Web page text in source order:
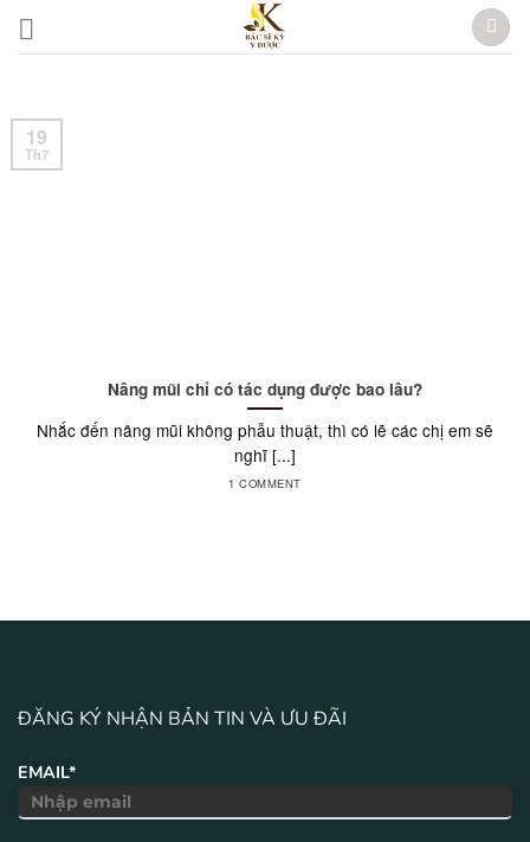
Skip
Nâng mũi chỉ có tác dụng được bao lâu?
Nhắc đến nâng mũi không phẫu thuật, thì có lẽ các chị em sẽ
nghĩ [...]
1 COMMENT
19
Th7
ĐĂNG KÝ NHẬN BẢN TIN VÀ ƯU ĐÃI
EMAIL*